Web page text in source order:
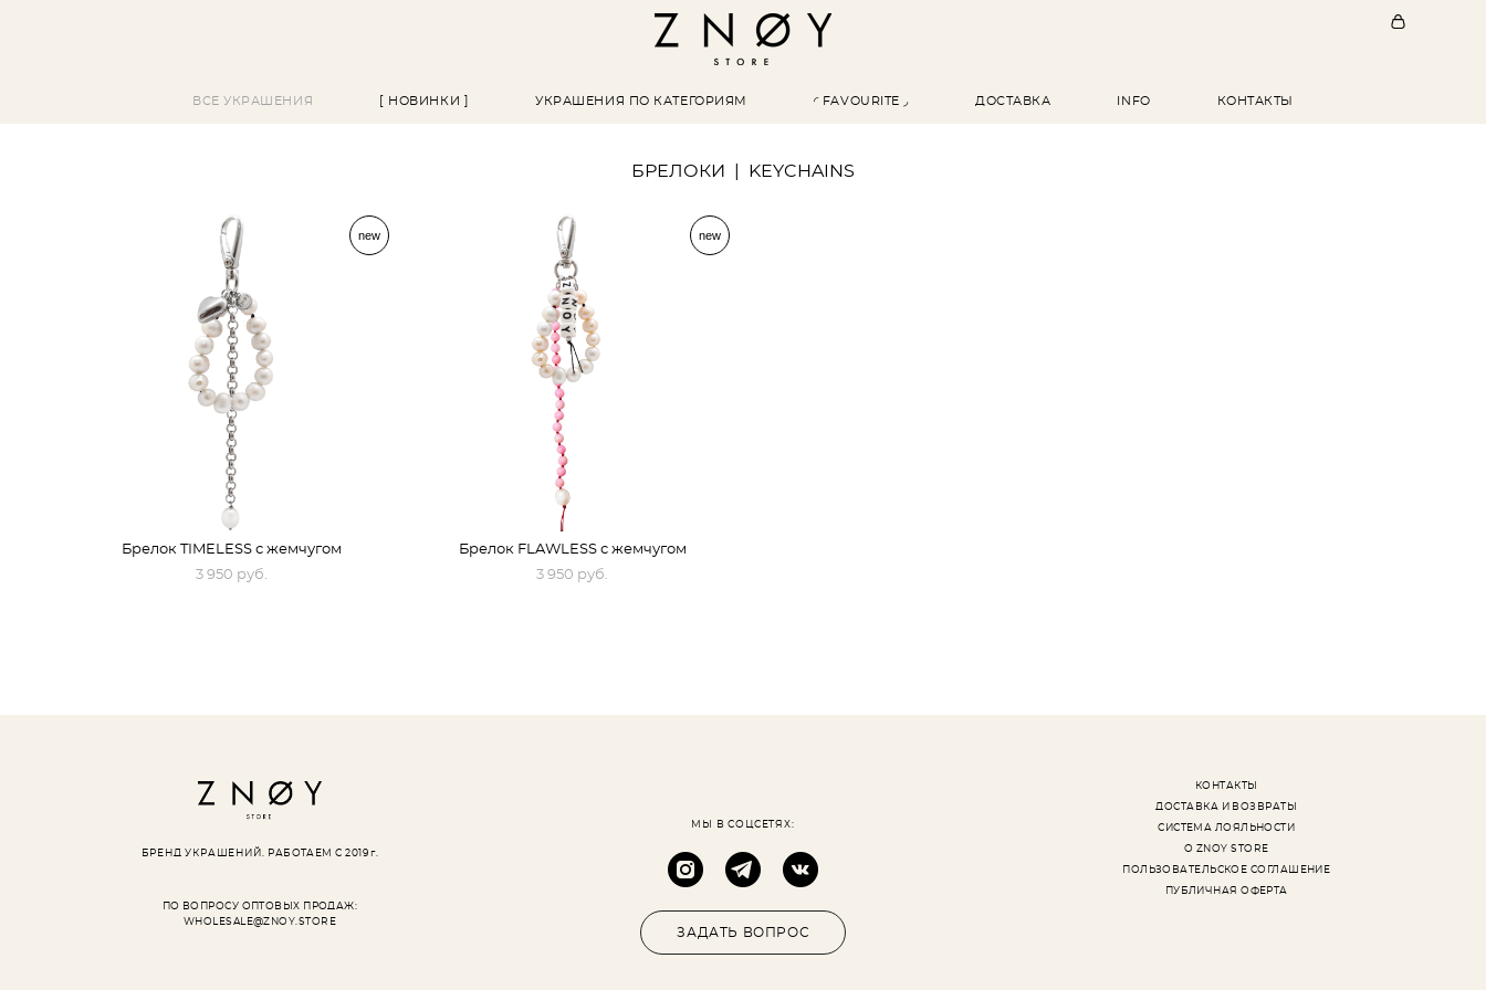
ВСЕ УКРАШЕНИЯ [ НОВИНКИ ] УКРАШЕНИЯ ПО КАТЕГОРИЯМ ◜ FAVOURITE ◞ ДОСТАВКА INFO КОНТАКТЫ
БРЕЛОКИ | KEYCHAINS
new
Брелок TIMELESS с жемчугом
3 950 pуб.
new
Брелок FLAWLESS с жемчугом
3 950 pуб.
БРЕНД УКРАШЕНИЙ. РАБОТАЕМ С 2019 г.
ПО ВОПРОСУ ОПТОВЫХ ПРОДАЖ:
WHOLESALE@ZNOY.STORE
МЫ В СОЦСЕТЯХ:
ЗАДАТЬ ВОПРОС
КОНТАКТЫ
ДОСТАВКА И ВОЗВРАТЫ
СИСТЕМА ЛОЯЛЬНОСТИ
О ZNOY STORE
ПОЛЬЗОВАТЕЛЬСКОЕ СОГЛАШЕНИЕ
ПУБЛИЧНАЯ ОФЕРТА